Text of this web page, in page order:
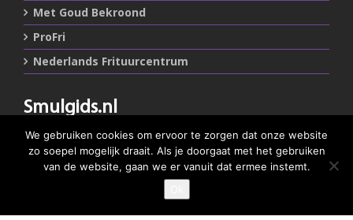
GEEF JE SMULSCORE
Met Goud Bekroond
ProFri
Nederlands Frituurcentrum
Smulgids.nl
Nederlands Frituurcentrum
Blaarthemseweg 72
5502 JW Veldhoven
We gebruiken cookies om ervoor te zorgen dat onze website
zo soepel mogelijk draait. Als je doorgaat met het gebruiken
van de website, gaan we er vanuit dat ermee instemt.